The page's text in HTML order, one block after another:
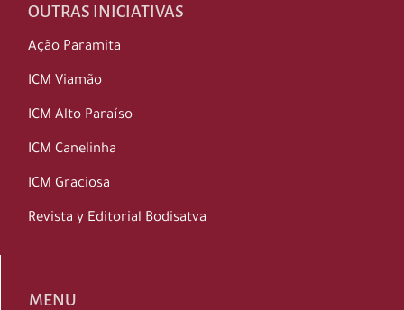
OUTRAS INICIATIVAS
Ação Paramita
ICM Viamão
ICM Alto Paraíso
ICM Canelinha
ICM Graciosa
Revista y Editorial Bodisatva
MENU